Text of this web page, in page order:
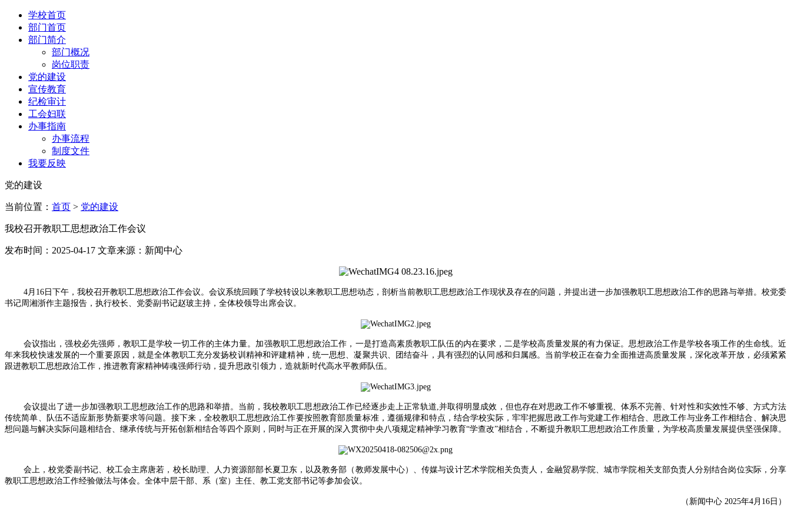
学校首页
部门首页
部门简介
部门概况
岗位职责
党的建设
宣传教育
纪检审计
工会妇联
办事指南
办事流程
制度文件
我要反映
党的建设
当前位置： 首页 > 党的建设
我校召开教职工思想政治工作会议
发布时间：2025-04-17 文章来源：新闻中心
4月16日下午，我校召开教职工思想政治工作会议。会议系统回顾了学校转设以来教职工思想动态，剖析当前教职工思想政治工作现状及存在的问题，并提出进一步加强教职工思想政治工作的思路与举措。校党委
书记周湘浙作主题报告，执行校长、党委副书记赵玻主持，全体校领导出席会议。
会议指出，强校必先强师，教职工是学校一切工作的主体力量。加强教职工思想政治工作，一是打造高素质教职工队伍的内在要求，二是学校高质量发展的有力保证。思想政治工作是学校各项工作的生命线。近
年来我校快速发展的一个重要原因，就是全体教职工充分发扬校训精神和评建精神，统一思想、凝聚共识、团结奋斗，具有强烈的认同感和归属感。当前学校正在奋力全面推进高质量发展，深化改革开放，必须紧紧
跟进教职工思想政治工作，推进教育家精神铸魂强师行动，提升思政引领力，造就新时代高水平教师队伍。
会议提出了进一步加强教职工思想政治工作的思路和举措。当前，我校教职工思想政治工作已经逐步走上正常轨道,并取得明显成效，但也存在对思政工作不够重视、体系不完善、针对性和实效性不够、方式方法
传统简单、队伍不适应新形势新要求等问题。接下来，全校教职工思想政治工作要按照教育部质量标准，遵循规律和特点，结合学校实际，牢牢把握思政工作与党建工作相结合、思政工作与业务工作相结合、解决思
想问题与解决实际问题相结合、继承传统与开拓创新相结合等四个原则，同时与正在开展的深入贯彻中央八项规定精神学习教育“学查改”相结合，不断提升教职工思想政治工作质量，为学校高质量发展提供坚强保障。
会上，校党委副书记、校工会主席唐若，校长助理、人力资源部部长夏卫东，以及教务部（教师发展中心）、传媒与设计艺术学院相关负责人，金融贸易学院、城市学院相关支部负责人分别结合岗位实际，分享
教职工思想政治工作经验做法与体会。全体中层干部、系（室）主任、教工党支部书记等参加会议。
（新闻中心 2025年4月16日）